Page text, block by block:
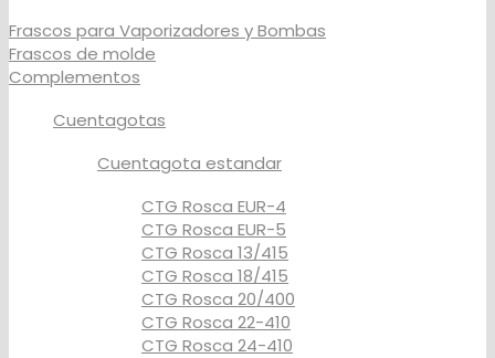
Frascos para Vaporizadores y Bombas
Frascos de molde
Complementos
Cuentagotas
Cuentagota estandar
CTG Rosca EUR-4
CTG Rosca EUR-5
CTG Rosca 13/415
CTG Rosca 18/415
CTG Rosca 20/400
CTG Rosca 22-410
CTG Rosca 24-410